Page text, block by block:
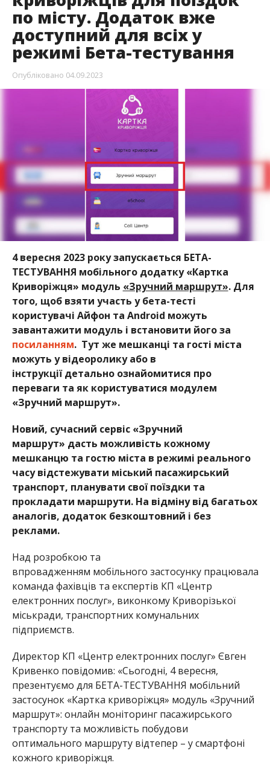
по місту. Додаток вже
доступний для всіх у
режимі Бета-тестування
Опубліковано 04.09.2023
4 вересня 2023 року запускається БЕТА-
ТЕСТУВАННЯ мобільного додатку «Картка
Криворіжця» модуль «Зручний маршрут». Для
того, щоб взяти участь у бета-тесті
користувачі Айфон та Android можуть
завантажити модуль і встановити його за
посиланням. Тут же мешканці та гості міста
можуть у відеоролику або в
інструкції детально ознайомитися про
переваги та як користуватися модулем
«Зручний маршрут».
Новий, сучасний сервіс «Зручний
маршрут» дасть можливість кожному
мешканцю та гостю міста в режимі реального
часу відстежувати міський пасажирський
транспорт, планувати свої поїздки та
прокладати маршрути. На відміну від багатьох
аналогів, додаток безкоштовний і без
реклами.
Над розробкою та
впровадженням мобільного застосунку працювала
команда фахівців та експертів КП «Центр
електронних послуг», виконкому Криворізької
міськради, транспортних комунальних
підприємств.
Директор КП «Центр електронних послуг» Євген
Кривенко повідомив: «Сьогодні, 4 вересня,
презентуємо для БЕТА-ТЕСТУВАННЯ мобільний
застосунок «Картка криворіжця» модуль «Зручний
маршрут»: онлайн моніторинг пасажирського
транспорту та можливість побудови
оптимального маршруту відтепер – у смартфоні
кожного криворіжця.